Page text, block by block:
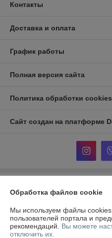
Контакты
Доставка и оплата
График работы
Полная версия сайта
Политика обработки cookies
Сайт создан на платформе
г. Минск ул.Селицкого 93-174
Регистрационный номер ЕГР:
Обработка файлов cookie
Мы используем файлы cookies
пользователей портала и
рекомендаций. Вы можете
отключить их.